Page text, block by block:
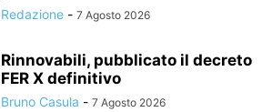
Redazione - 7 Agosto 2026
Rinnovabili, pubblicato il decreto
FER X definitivo
Bruno Casula - 7 Agosto 2026